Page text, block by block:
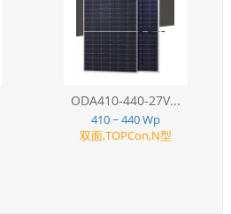
ODA410-440-27V...
410 ~ 440 Wp
双面,TOPCon,N型